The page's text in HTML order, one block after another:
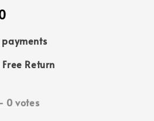
payments
Return
0 votes